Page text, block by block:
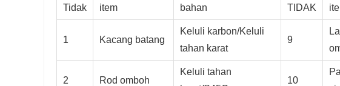
Tidak item bahan TIDAK
1 Kacang batang
Keluli karbon/Keluli
tahan karat
9
2 Rod omboh
Keluli tahan
10